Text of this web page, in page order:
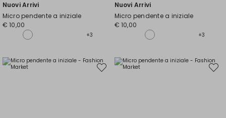
Nuovi Arrivi
Micro pendente a iniziale
€ 10,00
+3
Nuovi Arrivi
Micro pendente a iniziale
€ 10,00
+3
Sposta